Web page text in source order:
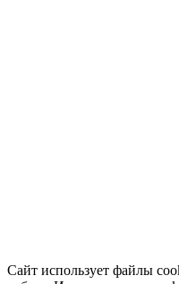
Сайт использует файлы